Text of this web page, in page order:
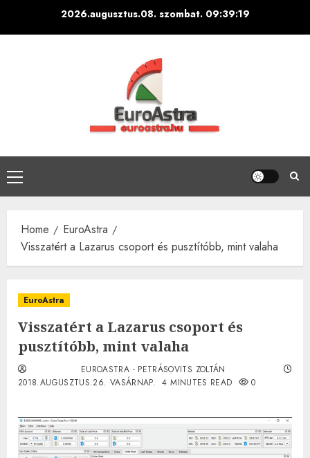
2026.augusztus.08. szombat. 09:39:20
Primary
Menu
Home
EuroAstra
Visszatért a Lazarus csoport és pusztítóbb, mint valaha
EuroAstra
Visszatért a Lazarus csoport és
pusztítóbb, mint valaha
EUROASTRA - PETRÁSOVITS ZOLTÁN
2018.AUGUSZTUS.26. VASÁRNAP. 4 MINUTES READ 0